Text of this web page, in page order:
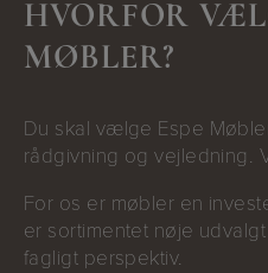
HVORFOR
MØBLER?
Du skal vælge Espe
rådgivning og vejledning.
For os er møbler en
er sortimentet nøje
fagligt perspektiv.